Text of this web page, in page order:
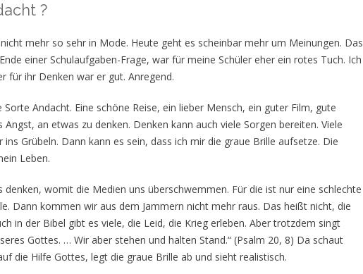
?
mehr so sehr in Mode. Heute geht es scheinbar mehr um Meinungen. Das
einer Schulaufgaben-Frage, war für meine Schüler eher ein rotes Tuch. Ich
für ihr Denken war er gut. Anregend.
Sorte Andacht. Eine schöne Reise, ein lieber Mensch, ein guter Film, gute
an etwas zu denken. Denken kann auch viele Sorgen bereiten. Viele
Grübeln. Dann kann es sein, dass ich mir die graue Brille aufsetze. Die
Leben.
womit die Medien uns überschwemmen. Für die ist nur eine schlechte
Dann kommen wir aus dem Jammern nicht mehr raus. Das heißt nicht, die
in der Bibel gibt es viele, die Leid, die Krieg erleben. Aber trotzdem singt
Gottes. … Wir aber stehen und halten Stand.“ (Psalm 20, 8) Da schaut
die Hilfe Gottes, legt die graue Brille ab und sieht realistisch.